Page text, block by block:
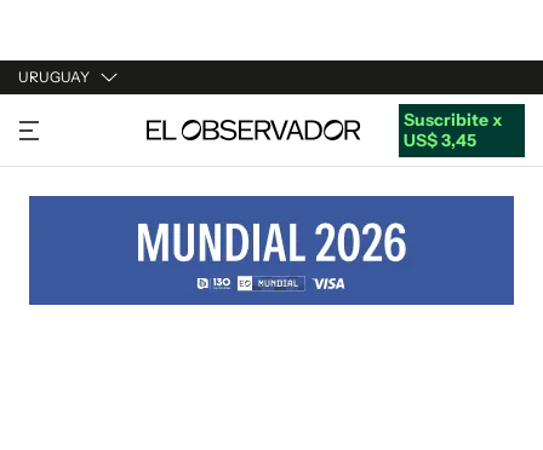
URUGUAY
URUGUAY
ARGENTINA
ESTADOS UNIDOS
Suscribite x
US$ 3,45